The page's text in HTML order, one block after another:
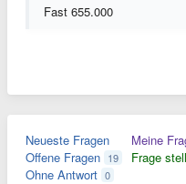
Fast 655.000
Neueste Fragen
Offene Fragen 19
Ohne Antwort 0
Meine
Frage